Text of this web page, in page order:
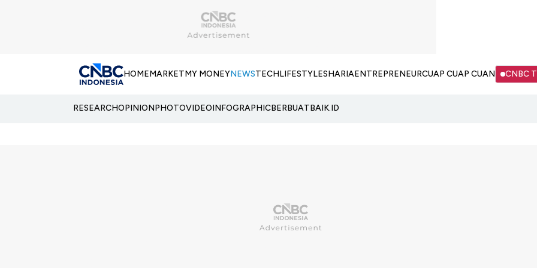
HOMEMARKETMY MONEYNEWSTECHLIFESTYLESHARIAENTREPRENEURCUAP CUAP CUAN CNBC
RESEARCHOPINIONPHOTOVIDEOINFOGRAPHICBERBUATBAIK.ID